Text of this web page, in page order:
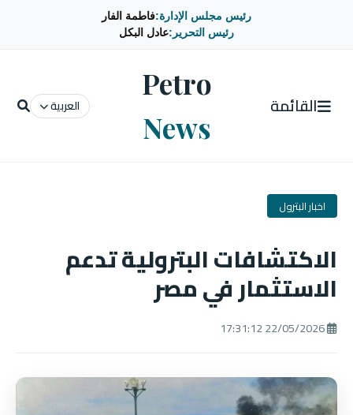
رئيس مجلس الإدارة:فاطمة الفار
رئيس التحرير:عادل البكل
القائمة
Petro
News
العربية
اخبار البترول
الاكتشافات البترولية تدعم
الاستثمار في مصر